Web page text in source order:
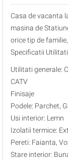
Casa de vacanta
masina de
orice tip de
Specificatii Utilitati
Utilitati generale:
CATV
Finisaje
Podele: Parchet,
Usi interior: Lemn
Izolatii termice:
Pereti: Faianta,
Stare interior: